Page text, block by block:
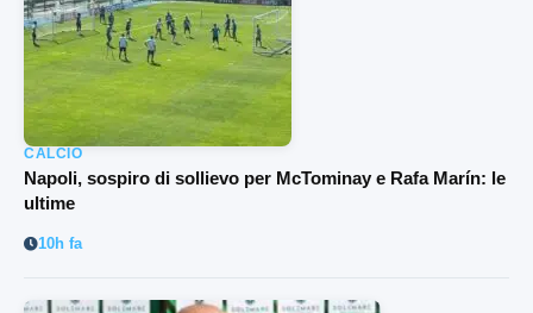
CALCIO
Napoli, sospiro di sollievo per McTominay e Rafa Marín: le
ultime
10h fa